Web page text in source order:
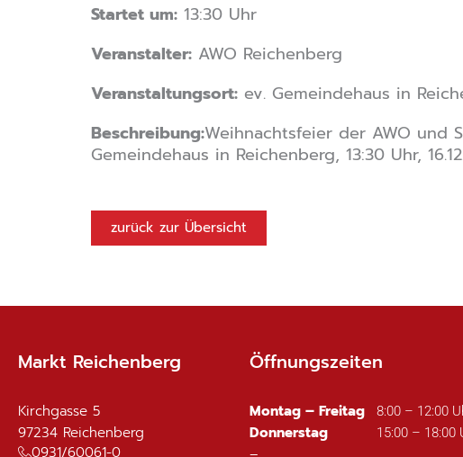
Startet um:13:30 Uhr
Veranstalter:AWO Reichenberg
Veranstaltungsort:ev. Gemeindehaus in
Beschreibung:Weihnachtsfeier der AWO und
Gemeindehaus in Reichenberg, 13:30 Uhr,
zurück zur Übersicht
Markt Reichenberg
Kirchgasse 5
97234 Reichenberg
0931/60061-0
Öffnungszeiten
Montag – Freitag 8:00 – 12:00
Donnerstag 15:00 – 18:00